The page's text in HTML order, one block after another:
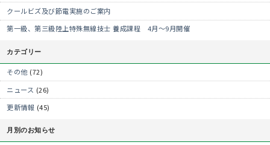
クールビズ及び節電実施のご案内
第一級、第三級陸上特殊無線技士 養成課程 4月～9月開催
カテゴリー
その他(72)
ニュース (26)
更新情報 (45)
月別のお知らせ